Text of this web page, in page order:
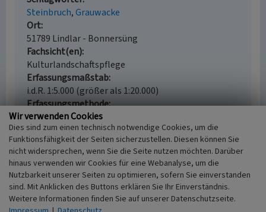
Steinbruch Grauwacke
Ort
51789 Lindlar - Bonnersüng
Fachsicht(en)
Kulturlandschaftspflege
Erfassungsmaßstab
i.d.R. 1:5.000 (größer als 1:20.000)
Erfassungsmethode
Geländebegehung/-kartierung, Auswertung
historischer Karten
Historischer Zeitraum
Ende 1895
Wir verwenden Cookies
Dies sind zum einen technisch notwendige Cookies, um die
Funktionsfähigkeit der Seiten sicherzustellen. Diesen können Sie
nicht widersprechen, wenn Sie die Seite nutzen möchten. Darüber
hinaus verwenden wir Cookies für eine Webanalyse, um die
Nutzbarkeit unserer Seiten zu optimieren, sofern Sie einverstanden
sind. Mit Anklicken des Buttons erklären Sie Ihr Einverständnis.
Weitere Informationen finden Sie auf unserer Datenschutzseite.